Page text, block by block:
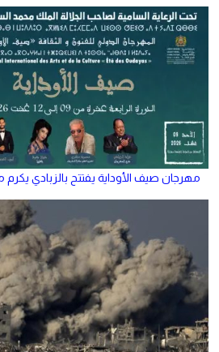
مهرجان صيف الأوداية يفتتح بالزبادي